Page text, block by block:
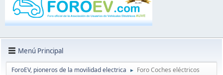
Menú Principal
ForoEV, pioneros de la movilidad electrica ► Foro Coches eléctricos